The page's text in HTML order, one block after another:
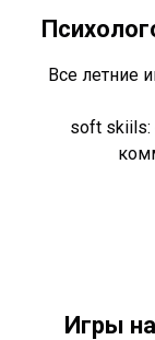
Все летние
soft skiils:
Игры